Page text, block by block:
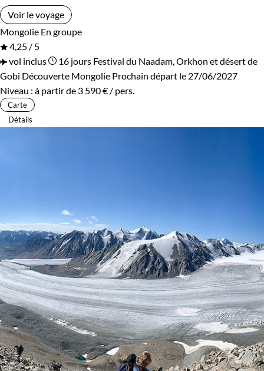
Voir le voyage
Mongolie En groupe
4,25 / 5
vol inclus
16 jours Festival du Naadam, Orkhon et désert de
Gobi Découverte Mongolie Prochain départ le 27/06/2027
Niveau : à partir de 3 590 € / pers.
Carte
Détails